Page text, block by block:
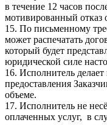
в течение 12 часов
мотивированный отказ
15. По письменному
может распечатать
который будет
юридической силе
16. Исполнитель
предоставления
объеме.
17. Исполнитель не
оплаченных услуг, в